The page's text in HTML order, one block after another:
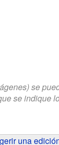
se
se indique
una